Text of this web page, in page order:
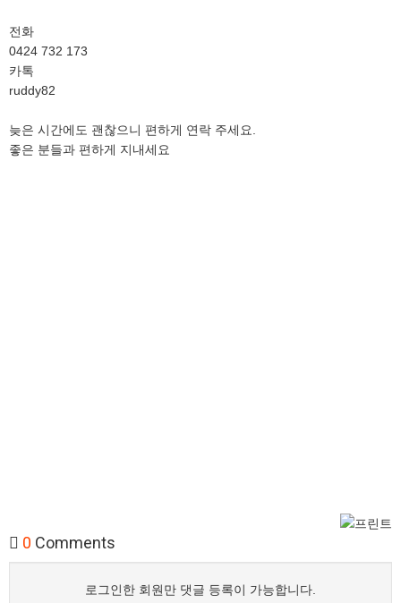
전화
0424 732 173
카톡
ruddy82
늦은 시간에도 괜찮으니 편하게 연락 주세요.
좋은 분들과 편하게 지내세요
0 Comments
로그인한 회원만 댓글 등록이 가능합니다.